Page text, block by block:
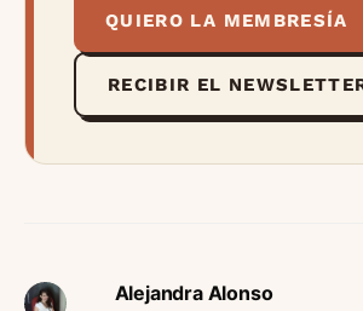
QUIERO LA MEMBRESÍA
RECIBIR EL
Alejandra Alonso